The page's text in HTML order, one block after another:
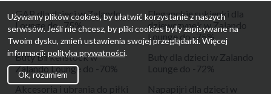
GAP dla dzieci w Zalando
Lounge do -75%
Eleganckie sukienki dla
dziewczynek w Zalando
Lounge do -75%
Buty Birkenstock w
Zalando Lounge do -70%
Buty dla dzieci w Zalando
Lounge do -72%
Akcesoria i ubrania do piłki
Napapijri dla dzieci w
Używamy plików cookies, by ułatwić korzystanie z naszych
serwisów. Jeśli nie chcesz, by pliki cookies były zapisywane na
Twoim dysku, zmień ustawienia swojej przeglądarki. Więcej
informacji: polityka prywatności.
Ok, rozumiem